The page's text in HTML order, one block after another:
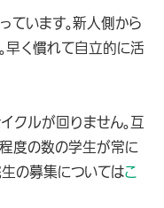
ています。新人側から
早く慣れて自立的に活
クルが回りません。互
度の数の学生が常に
の募集についてはこ